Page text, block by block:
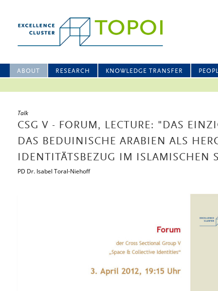
ABOUT RESEARCH KNOWLEDGE TRANSFER
Talk
CSG V - FORUM, LECTURE: "DAS
DAS BEDUINISCHE ARABIEN ALS
IDENTITÄTSBEZUG IM ISLAMISCHEN
PD Dr. Isabel Toral-Niehoff